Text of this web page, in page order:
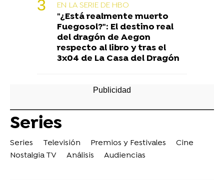
EN LA SERIE DE HBO
"¿Está realmente muerto
Fuegosol?": El destino real
del dragón de Aegon
respecto al libro y tras el
3x04 de La Casa del Dragón
Series
Series Televisión Premios y Festivales
Cine
Nostalgia TV
Análisis Audiencias